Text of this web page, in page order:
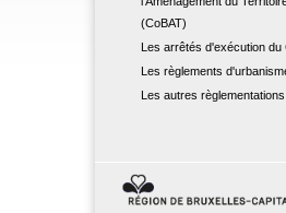
(CoBAT)
Les arrêtés d'exécution du
Les règlements
Les autres règlementations